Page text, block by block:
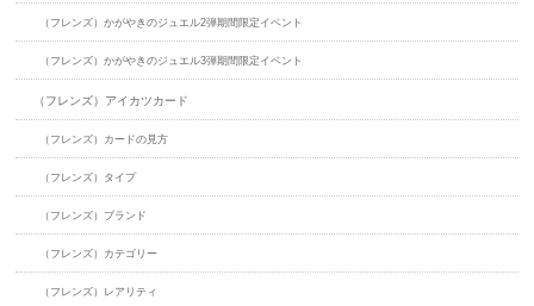
（フレンズ）かがやきのジュエル2弾期間限定イベント
（フレンズ）かがやきのジュエル3弾期間限定イベント
（フレンズ）アイカツカード
（フレンズ）カードの見方
（フレンズ）タイプ
（フレンズ）ブランド
（フレンズ）カテゴリー
（フレンズ）レアリティ